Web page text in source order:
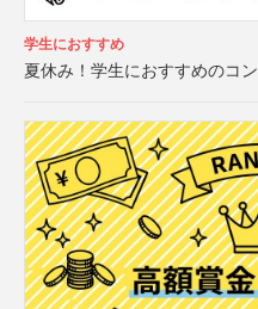
学生におすすめ
夏休み！学生におすすめのコ